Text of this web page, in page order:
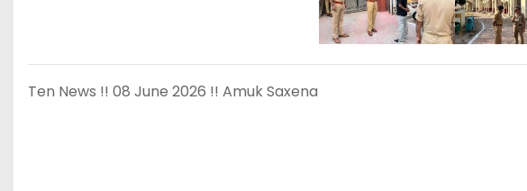
Ten News !! 08 June 2026 !! Amuk Saxena